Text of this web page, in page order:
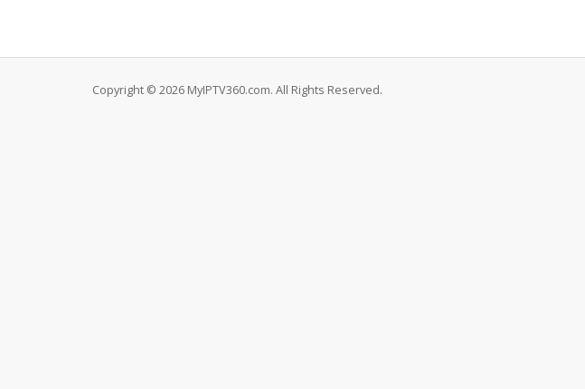
Copyright © 2026 MyIPTV360.com. All Rights Reserved.